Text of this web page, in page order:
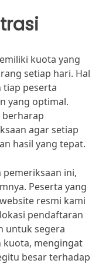
kuota yang
setiap hari. Hal
peserta
yang optimal.
berharap
agar setiap
hasil yang tepat.
ini,
Peserta yang
resmi kami
pendaftaran
untuk segera
kuota, mengingat
besar terhadap